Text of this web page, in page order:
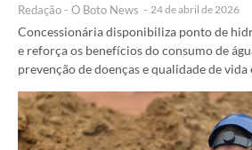
Redação - O Boto News - 24 de abril de 2026
Concessionária disponibiliza ponto de
e reforça os benefícios do consumo de
prevenção de doenças e qualidade de